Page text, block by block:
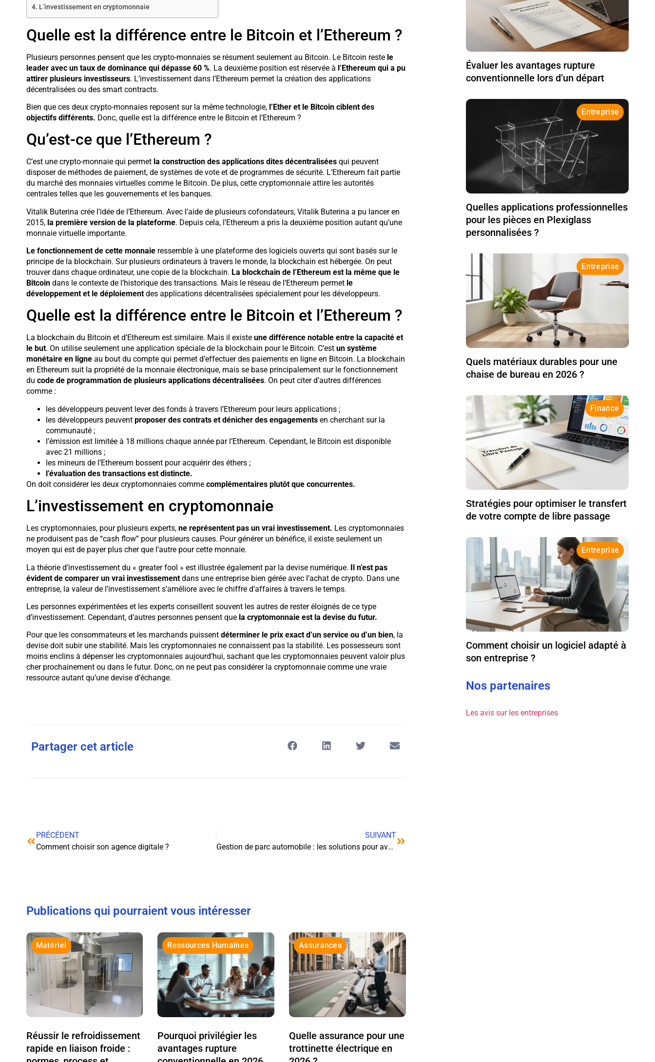
L’investissement en cryptomonnaie
Quelle est la différence entre le Bitcoin et l’Ethereum ?
Plusieurs personnes pensent que les crypto-monnaies se résument seulement au Bitcoin. Le Bitcoin reste le
leader avec un taux de dominance qui dépasse 60 %. La deuxième position est réservée à l’Ethereum qui a pu
attirer plusieurs investisseurs. L’investissement dans l’Ethereum permet la création des applications
décentralisées ou des smart contracts.
Bien que ces deux crypto-monnaies reposent sur la même technologie, l’Ether et le Bitcoin ciblent des
objectifs différents. Donc, quelle est la différence entre le Bitcoin et l’Ethereum ?
Qu’est-ce que l’Ethereum ?
C’est une crypto-monnaie qui permetla construction des applications dites décentraliséesqui peuvent
disposer de méthodes de paiement, de systèmes de vote et de programmes de sécurité. L’Ethereum fait partie
du marché des monnaies virtuelles comme le Bitcoin. De plus, cette cryptomonnaie attire les autorités
centrales telles que les gouvernements et les banques.
Vitalik Buterina crée l’idée de l’Ethereum. Avec l’aide de plusieurs cofondateurs, Vitalik Buterina a pu lancer en
2015, la première version de la plateforme. Depuis cela, l’Ethereum a pris la deuxième position autant qu’une
monnaie virtuelle importante.
Le fonctionnement de cette monnaieressemble à une plateforme des logiciels ouverts qui sont basés sur le
principe de la blockchain. Sur plusieurs ordinateurs à travers le monde, la blockchain est hébergée. On peut
trouver dans chaque ordinateur, une copie de la blockchain. La blockchain de l’Ethereum est la même que le
Bitcoindans le contexte de l’historique des transactions. Mais le réseau de l’Ethereum permetle
développement et le déploiementdes applications décentralisées spécialement pour les développeurs.
Quelle est la différence entre le Bitcoin et l’Ethereum ?
La blockchain du Bitcoin et d’Ethereum est similaire. Mais il existeune différence notable entre la capacité et
le but. On utilise seulement une application spéciale de la blockchain pour le Bitcoin. C’est un système
monétaire en ligneau bout du compte qui permet d’effectuer des paiements en ligne en Bitcoin. La blockchain
en Ethereum suit la propriété de la monnaie électronique, mais se base principalement sur le fonctionnement
du code de programmation de plusieurs applications décentralisées. On peut citer d’autres différences
comme :
les développeurs peuvent lever des fonds à travers l’Ethereum pour leurs applications ;
les développeurs peuvent proposer des contrats et dénicher des engagementsen cherchant sur la
communauté ;
l’émission est limitée à 18 millions chaque année par l’Ethereum. Cependant, le Bitcoin est disponible
avec 21 millions ;
les mineurs de l’Ethereum bossent pour acquérir des éthers ;
l’évaluation des transactions est distincte.
On doit considérer les deux cryptomonnaies commecomplémentaires plutôt que concurrentes.
L’investissement en cryptomonnaie
Les cryptomonnaies, pour plusieurs experts, ne représentent pas un vrai investissement. Les cryptomonnaies
ne produisent pas de “cash flow” pour plusieurs causes. Pour générer un bénéfice, il existe seulement un
moyen qui est de payer plus cher que l’autre pour cette monnaie.
La théorie d’investissement du « greater fool » est illustrée également par la devise numérique. Iln’est pas
évident de comparer un vrai investissementdans une entreprise bien gérée avec l’achat de crypto. Dans une
entreprise, la valeur de l’investissement s’améliore avec le chiffre d’affaires à travers le temps.
Les personnes expérimentées et les experts conseillent souvent les autres de rester éloignés de ce type
d’investissement. Cependant, d’autres personnes pensent que la cryptomonnaie est la devise du futur.
Pour que les consommateurs et les marchands puissentdéterminer le prix exact d’un service ou d’un bien, la
devise doit subir une stabilité. Mais les cryptomonnaies ne connaissent pas la stabilité. Les possesseurs sont
moins enclins à dépenser les cryptomonnaies aujourd’hui, sachant que les cryptomonnaies peuvent valoir plus
cher prochainement ou dans le futur. Donc, on ne peut pas considérer la cryptomonnaie comme une vraie
ressource autant qu’une devise d’échange.
Partager cet article
PRÉCÉDENT
Comment choisir son agence digitale ?
SUIVANT
Gestion de parc automobile : les solutions pour avoir une vue d’ensemble
Publications qui pourraient vous intéresser
Matériel
Réussir le refroidissement
rapide en liaison froide :
Ressources Humaines
Pourquoi privilégier les
avantages rupture
Assurances
Quelle assurance pour une
trottinette électrique en
Évaluer les avantages rupture
conventionnelle lors d’un départ
Entreprise
Quelles applications professionnelles
pour les pièces en Plexiglass
personnalisées ?
Entreprise
Quels matériaux durables pour une
chaise de bureau en 2026 ?
Finance
Stratégies pour optimiser le transfert
de votre compte de libre passage
Entreprise
Comment choisir un logiciel adapté à
son entreprise ?
Nos partenaires
Les avis sur les entreprises